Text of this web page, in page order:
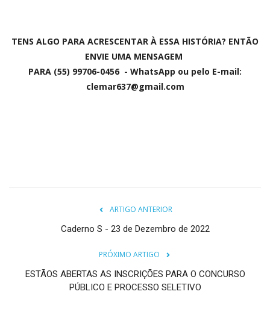
TENS ALGO PARA ACRESCENTAR À ESSA HISTÓRIA? ENTÃO
ENVIE UMA MENSAGEM
PARA (55) 99706-0456 - WhatsApp ou pelo E-mail:
clemar637@gmail.com
ARTIGO ANTERIOR
Caderno S - 23 de Dezembro de 2022
PRÓXIMO ARTIGO
ESTÃOS ABERTAS AS INSCRIÇÕES PARA O CONCURSO
PÚBLICO E PROCESSO SELETIVO